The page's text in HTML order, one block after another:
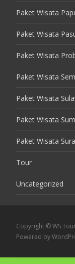
Paket Wisata
Paket Wisata
Paket Wisata
Paket Wisata
Paket Wisata
Paket Wisata
Paket Wisata
Tour
Uncategorized
Copyright © WS
Powered by